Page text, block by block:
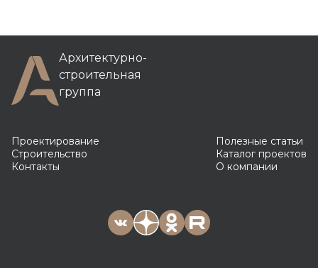
Архитектурно-
строительная
группа
Проектирование
Строительство
Контакты
Полезные статьи
Каталог проектов
О компании